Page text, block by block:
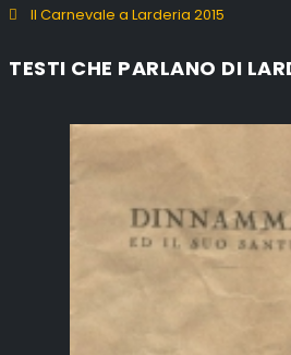
Il Carnevale a Larderia 2015
TESTI CHE PARLANO DI